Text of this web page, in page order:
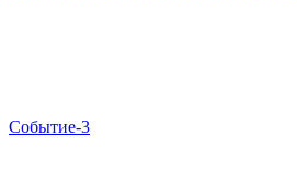
Событие-3